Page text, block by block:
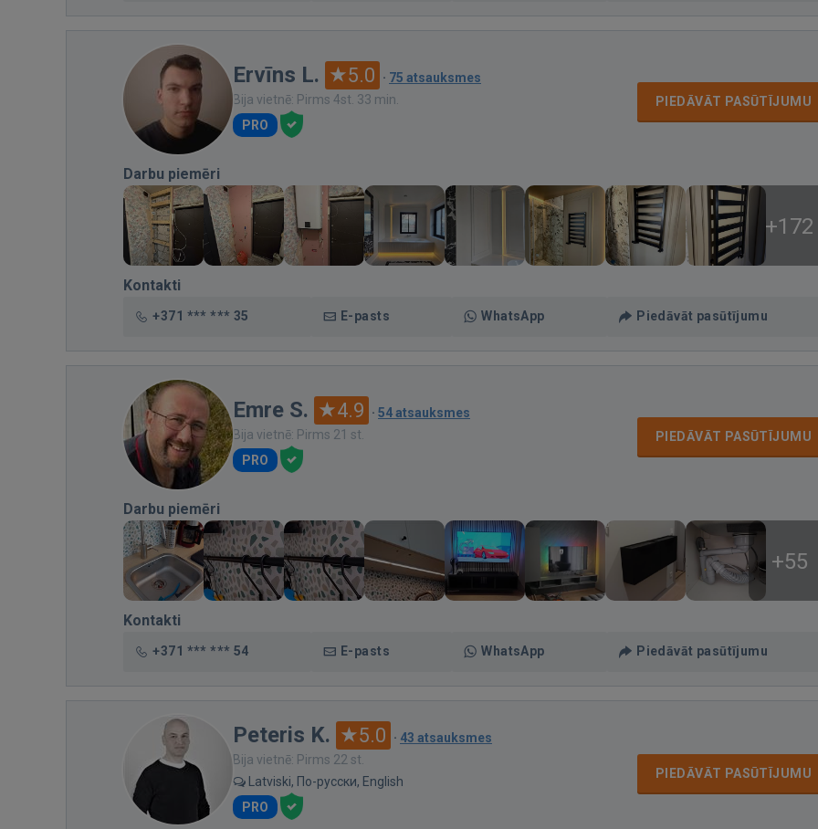
Ervīns L. 5.0 · 75 atsauksmes
Bija vietnē: Pirms 4st. 33 min.
PRO
PIEDĀVĀT PASŪTĪJUMU
Darbu piemēri
+172
Kontakti
+371 *** *** 35 E-pasts WhatsApp Piedāvāt pasūtījumu
Emre S. 4.9 · 54 atsauksmes
Bija vietnē: Pirms 21 st.
PRO
PIEDĀVĀT PASŪTĪJUMU
Darbu piemēri
+55
Kontakti
+371 *** *** 54 E-pasts WhatsApp Piedāvāt pasūtījumu
Peteris K. 5.0 · 43 atsauksmes
Bija vietnē: Pirms 22 st.
Latviski, По-русски, English
PRO
PIEDĀVĀT PASŪTĪJUMU